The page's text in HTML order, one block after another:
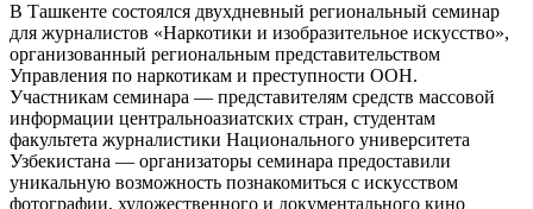
В Ташкенте состоялся двухдневный региональный семинар
для журналистов «Наркотики и изобразительное искусство»,
организованный региональным представительством
Управления по наркотикам и преступности ООН.
Участникам семинара — представителям средств массовой
информации центральноазиатских стран, студентам
факультета журналистики Национального университета
Узбекистана — организаторы семинара предоставили
уникальную возможность познакомиться с искусством
фотографии, художественного и документального кино